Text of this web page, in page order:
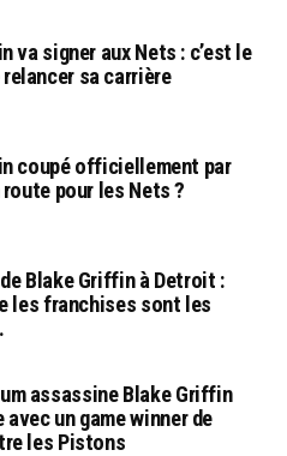
va signer aux Nets : c’est le
sa carrière
coupé officiellement par
pour les Nets ?
Blake Griffin à Detroit :
les franchises sont les
assassine Blake Griffin
avec un game winner de
les Pistons